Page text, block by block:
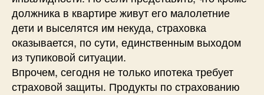
должника в квартире живут его малолетние
дети и выселятся им некуда, страховка
оказывается, по сути, единственным выходом
из тупиковой ситуации.
Впрочем, сегодня не только ипотека требует
страховой защиты. Продукты по страхованию